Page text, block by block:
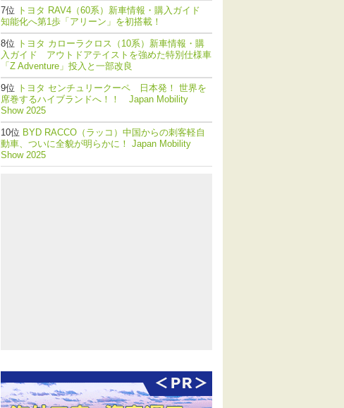
トヨタ RAV4（60系）新車情報・購入ガイド
知能化へ第1歩「アリーン」を初搭載！
トヨタ カローラクロス（10系）新車情報・購
入ガイド アウトドアテイストを強めた特別仕様車
「Z Adventure」投入と一部改良
トヨタ センチュリークーペ 日本発！ 世界を
席巻するハイブランドへ！！ Japan Mobility
Show 2025
BYD RACCO（ラッコ）中国からの刺客軽自
動車、ついに全貌が明らかに！ Japan Mobility
Show 2025